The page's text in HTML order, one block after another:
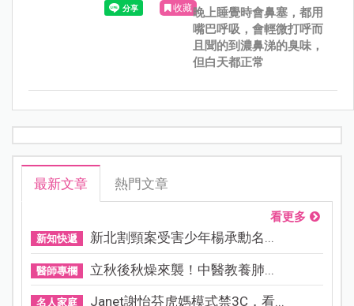
收藏晚上睡覺時會鼻塞，都用
嘴巴呼吸，會輕微打呼而
且聞的到濃鼻涕的臭味，
但白天都正常
最新文章 熱門文章
看更多
新知快遞 新北割頸案受害少年楊承勳名...
醫師專欄 立秋後秋燥來襲！中醫教養肺...
名人家庭 Janet謝怡芬虎媽模式禁3C，看...